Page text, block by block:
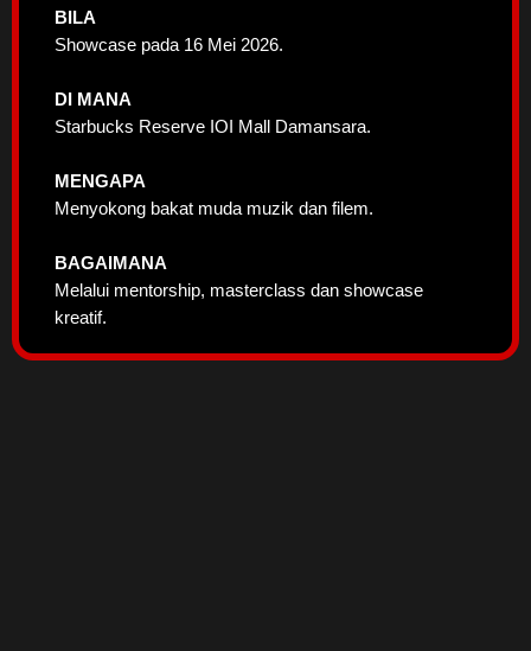
BILA
Showcase pada 16 Mei 2026.
DI MANA
Starbucks Reserve IOI Mall Damansara.
MENGAPA
Menyokong bakat muda muzik dan filem.
BAGAIMANA
Melalui mentorship, masterclass dan showcase
kreatif.